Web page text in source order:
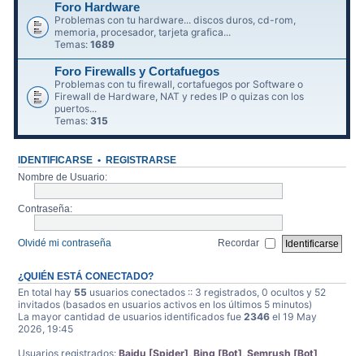
Foro Hardware
Problemas con tu hardware... discos duros, cd-rom,
memoria, procesador, tarjeta grafica...
Temas:1689
Foro Firewalls y Cortafuegos
Problemas con tu firewall, cortafuegos por Software o
Firewall de Hardware, NAT y redes IP o quizas con los
puertos...
Temas:315
IDENTIFICARSE • REGISTRARSE
Nombre de Usuario:
Contraseña:
Olvidé mi contraseña Recordar
¿QUIÉN ESTÁ CONECTADO?
En total hay 55 usuarios conectados :: 3 registrados, 0 ocultos y 52
invitados (basados en usuarios activos en los últimos 5 minutos)
La mayor cantidad de usuarios identificados fue2346 el 19 May
2026, 19:45
Usuarios registrados:Baidu [Spider] ,Bing [Bot] ,Semrush [Bot]